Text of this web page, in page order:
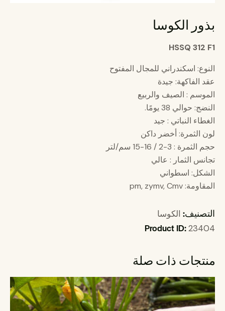
بذور الكوسا
HSSQ 312 F1
النوع: اسكندراني للمجال المفتوح
عقد الفاكهة: جيدة
الموسم : الصيف والربيع
النضج: حوالي 38 يومًا.
الغطاء النباتي : جيد
لون الثمرة: أخضر داكن
حجم الثمرة : 3-2 / 16-15 سم/لتر
تجانس الثمار : عالي
الشكل: اسطواني
المقاومة: pm, zymv, Cmv
التصنيف:الكوسا
Product ID:23404
منتجات ذات صلة